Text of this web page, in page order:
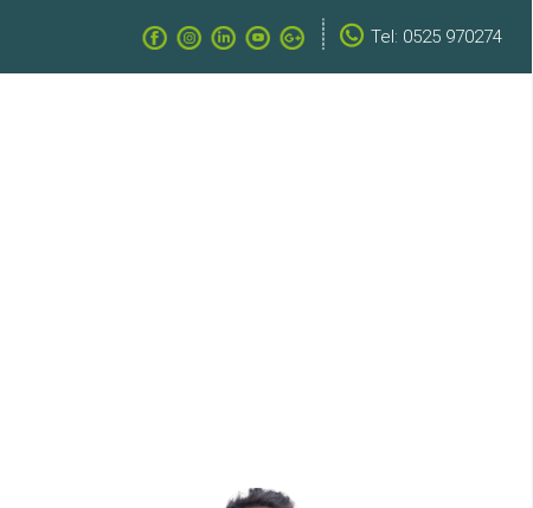
Tel: 0525 970274